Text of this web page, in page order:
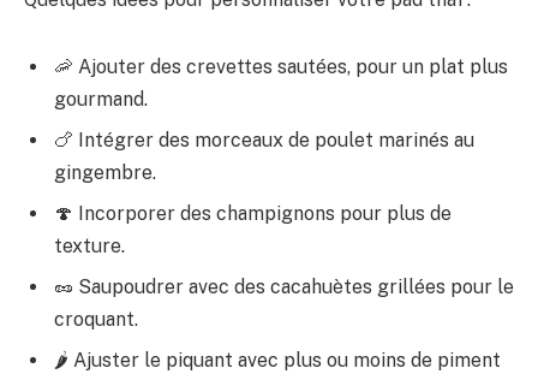
🦐 Ajouter des crevettes sautées, pour un plat plus
gourmand.
🍗 Intégrer des morceaux de poulet marinés au
gingembre.
🍄 Incorporer des champignons pour plus de
texture.
🥜 Saupoudrer avec des cacahuètes grillées pour le
croquant.
🌶️ Ajuster le piquant avec plus ou moins de piment